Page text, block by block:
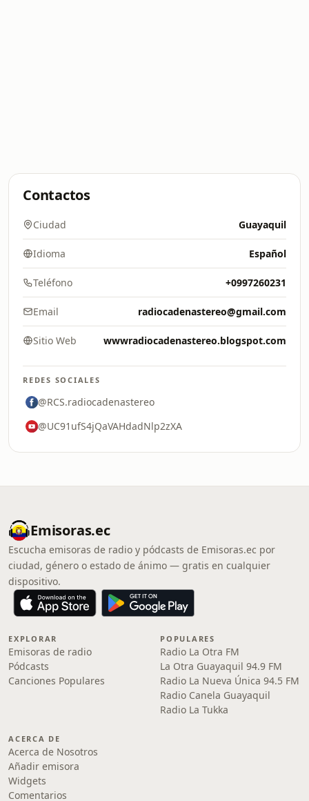
Contactos
Ciudad Guayaquil
Idioma Español
Teléfono +0997260231
Email radiocadenastereo@gmail.com
Sitio Web wwwradiocadenastereo.blogspot.com
REDES SOCIALES
@RCS.radiocadenastereo
@UC91ufS4jQaVAHdadNlp2zXA
Emisoras.ec
Escucha emisoras de radio y pódcasts de Emisoras.ec por
ciudad, género o estado de ánimo — gratis en cualquier
dispositivo.
EXPLORAR
Emisoras de radio
Pódcasts
Canciones Populares
POPULARES
Radio La Otra FM
La Otra Guayaquil 94.9 FM
Radio La Nueva Única 94.5 FM
Radio Canela Guayaquil
Radio La Tukka
ACERCA DE
Acerca de Nosotros
Añadir emisora
Widgets
Comentarios